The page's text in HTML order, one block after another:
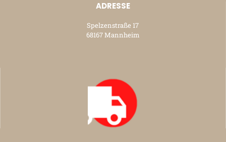
ADRESSE
Spelzenstraße 17
68167 Mannheim